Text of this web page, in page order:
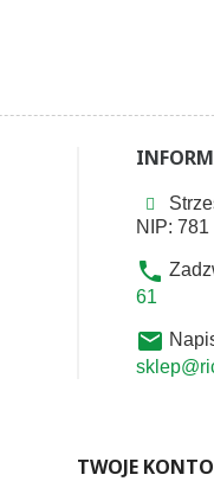
NIP:
phone
61
email
TWOJE KONTO